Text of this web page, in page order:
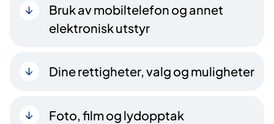
Bruk av mobiltelefon og annet
elektronisk utstyr
Dine rettigheter, valg og muligheter
Foto, film og lydopptak